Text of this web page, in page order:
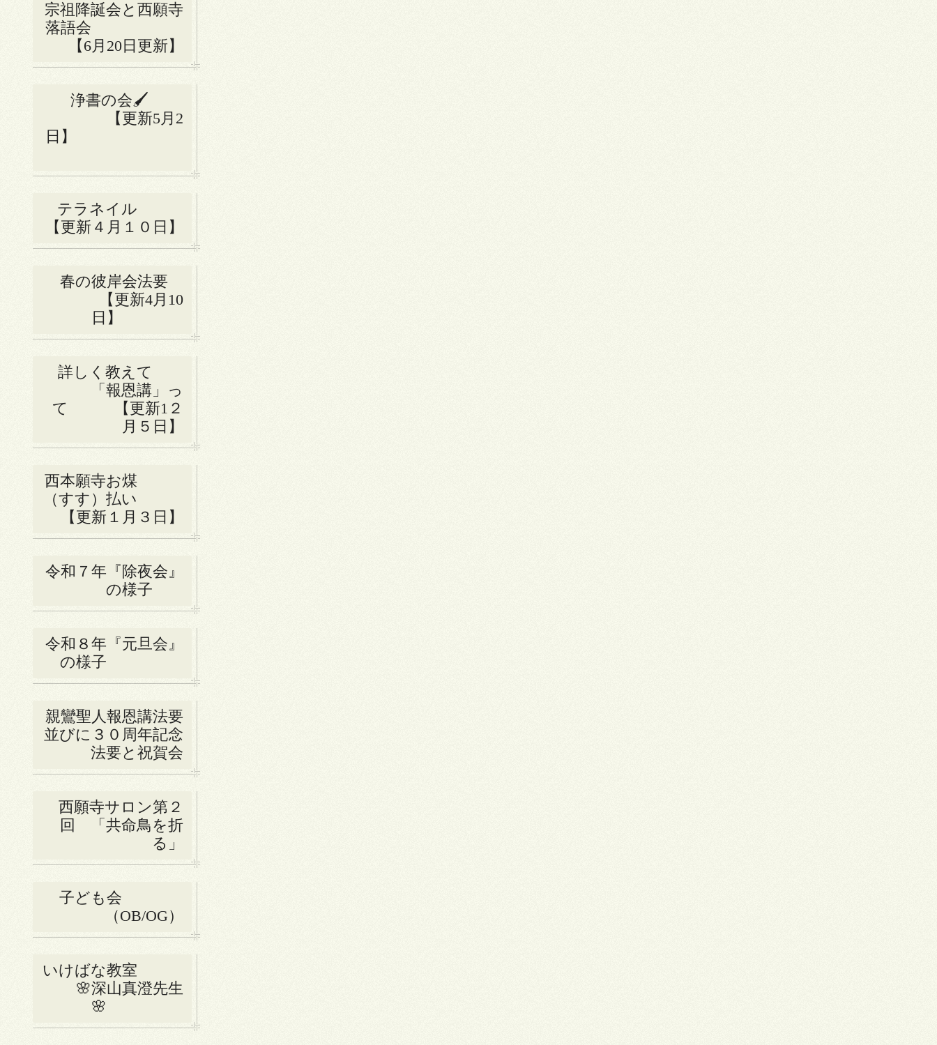
宗祖降誕会と西願寺
落語会
【6月20日更新】
浄書の会🖌
【更新5月2
日】
テラネイル
【更新４月１０日】
春の彼岸会法要
【更新4月10
日】
詳しく教えて
「報恩講」っ
て 【更新1２
月５日】
西本願寺お煤
（すす）払い
【更新１月３日】
令和７年『除夜会』
の様子
令和８年『元旦会』
の様子
親鸞聖人報恩講法要
並びに３０周年記念
法要と祝賀会
西願寺サロン第２
回 「共命鳥を折
る」
子ども会
（OB/OG）
いけばな教室
🌸深山真澄先生
🌸